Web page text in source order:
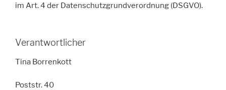
im Art. 4 der Datenschutzgrundverordnung (DSGVO).
Verantwortlicher
Tina Borrenkott
Poststr. 40